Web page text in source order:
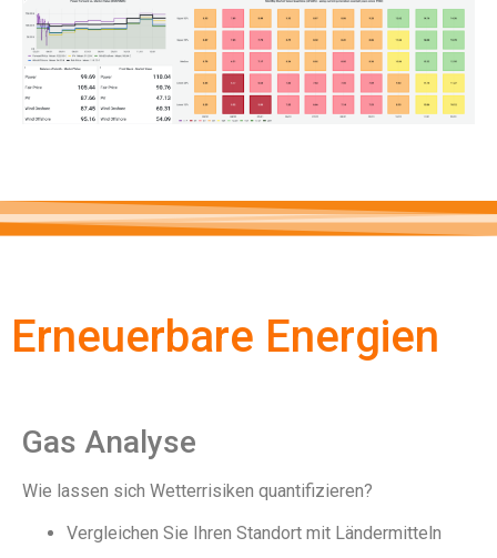
Erneuerbare Energien
Gas Analyse
Wie lassen sich Wetterrisiken quantifizieren?
Vergleichen Sie Ihren Standort mit Ländermitteln